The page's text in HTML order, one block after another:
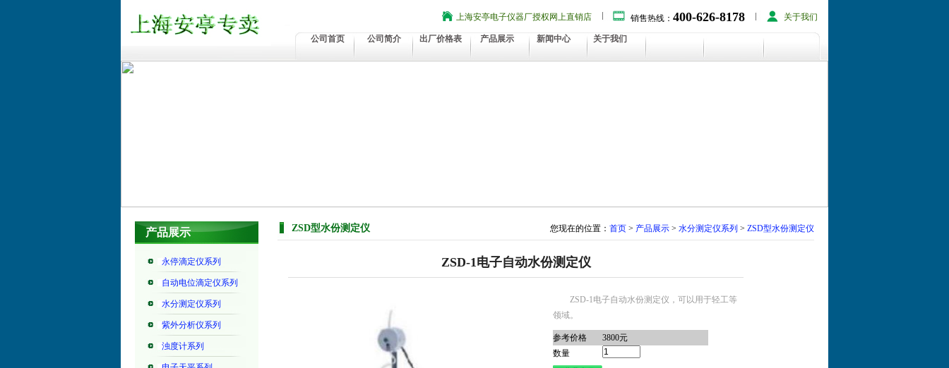
上海安亭电子仪器厂授权网上直销店 销售热线： 400-626-8178 关于我们
公司首页 公司简介 出厂价格表 产品展示 新闻中心 关于我们
产品展示
永停滴定仪系列
自动电位滴定仪系列
水分测定仪系列
紫外分析仪系列
浊度计系列
ZSD型水份测定仪 您现在的位置： 首页 > 产品展示 > 水分测定仪系列 > ZSD型水份测定仪
ZSD-1电子自动水份测定仪
ZSD-1电子自动水份测定仪，可以用于轻工等
领域。
参考价格
3800元
数量